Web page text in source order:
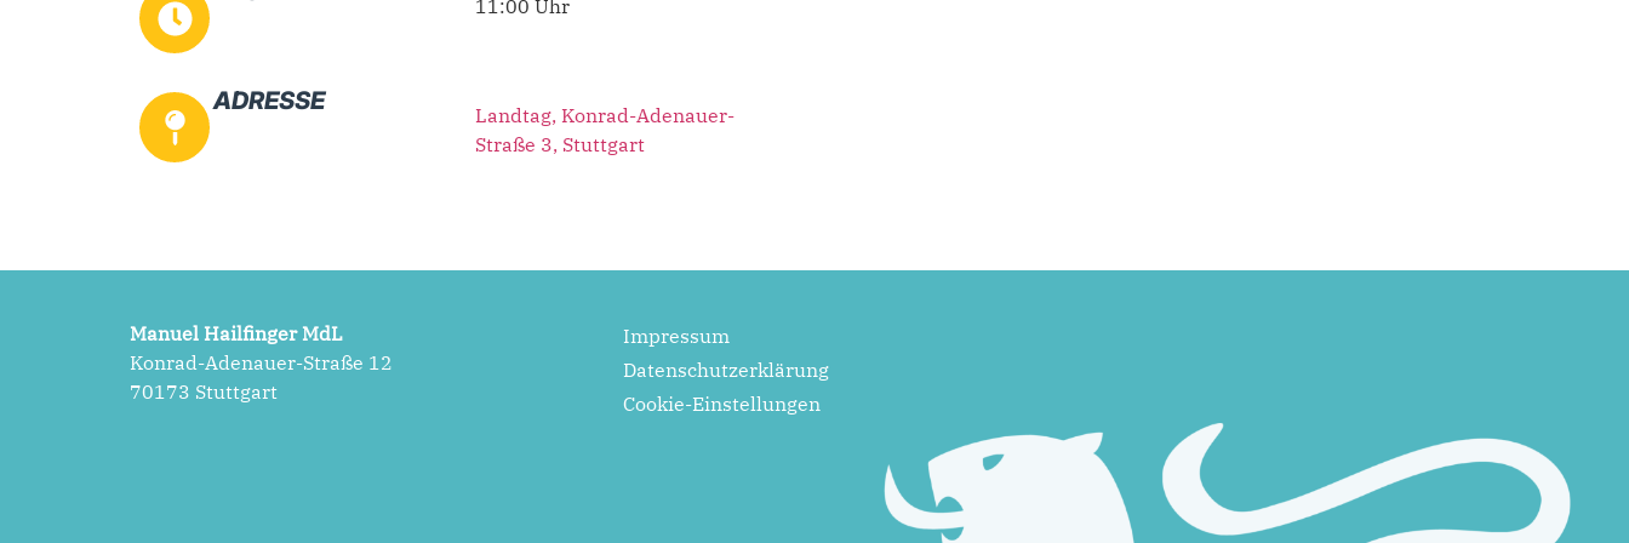
11:00 Uhr
ADRESSE
Landtag, Konrad-Adenauer-
Straße 3, Stuttgart
Manuel Hailfinger MdL
Konrad-Adenauer-Straße 12
70173 Stuttgart
Impressum
Datenschutzerklärung
Cookie-Einstellungen